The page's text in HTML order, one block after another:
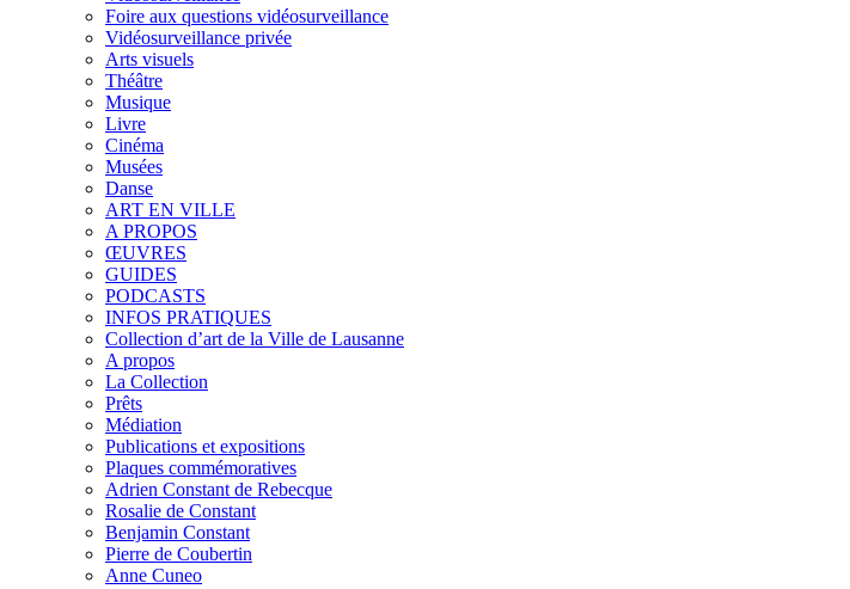
Foire aux questions vidéosurveillance
Vidéosurveillance privée
Arts visuels
Théâtre
Musique
Livre
Cinéma
Musées
Danse
ART EN VILLE
A PROPOS
ŒUVRES
GUIDES
PODCASTS
INFOS PRATIQUES
Collection d’art de la Ville de Lausanne
A propos
La Collection
Prêts
Médiation
Publications et expositions
Plaques commémoratives
Adrien Constant de Rebecque
Rosalie de Constant
Benjamin Constant
Pierre de Coubertin
Anne Cuneo